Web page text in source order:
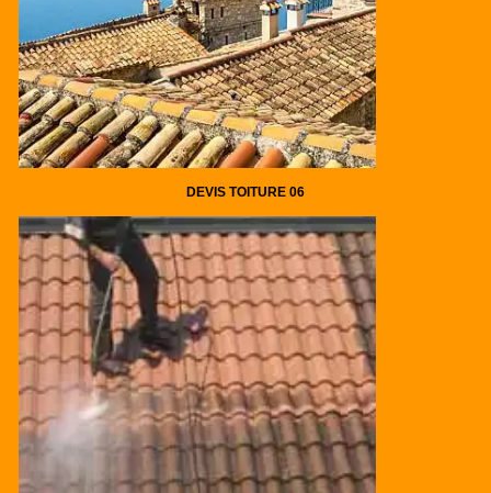
DEVIS TOITURE 06